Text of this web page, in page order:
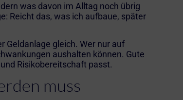
was davon im Alltag noch übrig
Reicht das, was ich aufbaue, später
Geldanlage gleich. Wer nur auf
aushalten können. Gute
Risikobereitschaft passt.
muss